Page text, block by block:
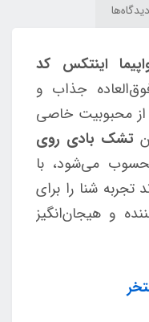
دیدگاه‌ها
اینتکس کد
جذاب و
محبوبیت خاصی
تشک بادی روی
می‌شود، با
شنا را برای
و هیجان‌انگیز